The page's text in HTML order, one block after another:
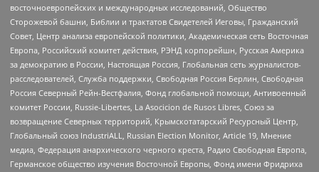
восточноевропейских и международных исследований, Общество
Сторожевой башни, Библии и трактатов Свидетелей Иеговы, Гражданский
Совет, Центр анализа европейской политики, Академическая сеть Восточная
Европа, Российский комитет действия, РЭНД корпорейшн, Русская Америка
за демократию в России, Настоящая Россия, Глобальная сеть журналистов-
расследователей, Служба поддержки, Свободная Россия Берлин, Свободная
Россия Северный Рейн-Вестфалия, Фонд глобальной помощи, Антивоенный
комитет России, Russie-Libertes, La Asocicion de Rusos Libres, Союз за
возвращение Северных территорий, Крымскотатарский Ресурсный Центр,
Глобальный союз IndustriALL, Russian Election Monitor, Article 19, Мнение
медиа, Федерация анархического черного креста, Радио Свободная Европа,
Германское общество изучения Восточной Европы, Фонд имени Фридриха